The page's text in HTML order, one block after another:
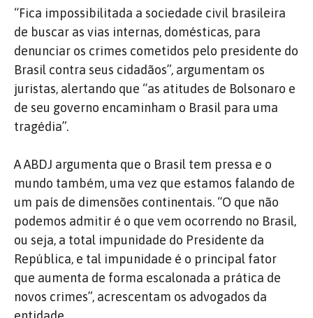
“Fica impossibilitada a sociedade civil brasileira
de buscar as vias internas, domésticas, para
denunciar os crimes cometidos pelo presidente do
Brasil contra seus cidadãos”, argumentam os
juristas, alertando que “as atitudes de Bolsonaro e
de seu governo encaminham o Brasil para uma
tragédia”.
A ABDJ argumenta que o Brasil tem pressa e o
mundo também, uma vez que estamos falando de
um país de dimensões continentais. “O que não
podemos admitir é o que vem ocorrendo no Brasil,
ou seja, a total impunidade do Presidente da
República, e tal impunidade é o principal fator
que aumenta de forma escalonada a prática de
novos crimes”, acrescentam os advogados da